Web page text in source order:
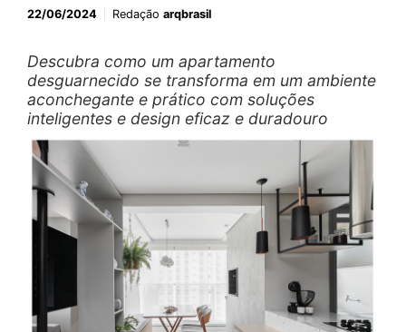
22/06/2024 Redação arqbrasil
Descubra como um apartamento
desguarnecido se transforma em um ambiente
aconchegante e prático com soluções
inteligentes e design eficaz e duradouro